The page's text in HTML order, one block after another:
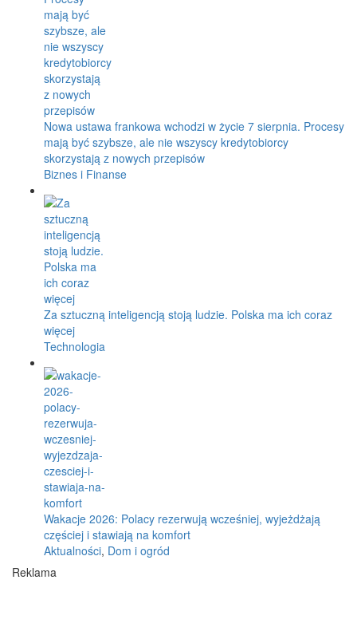
Nowa ustawa frankowa wchodzi w życie 7 sierpnia. Procesy
mają być szybsze, ale nie wszyscy kredytobiorcy
skorzystają z nowych przepisów
Biznes i Finanse
Za sztuczną inteligencją stoją ludzie. Polska ma ich coraz
więcej
Technologia
Wakacje 2026: Polacy rezerwują wcześniej, wyjeżdżają
częściej i stawiają na komfort
Aktualności, Dom i ogród
Reklama